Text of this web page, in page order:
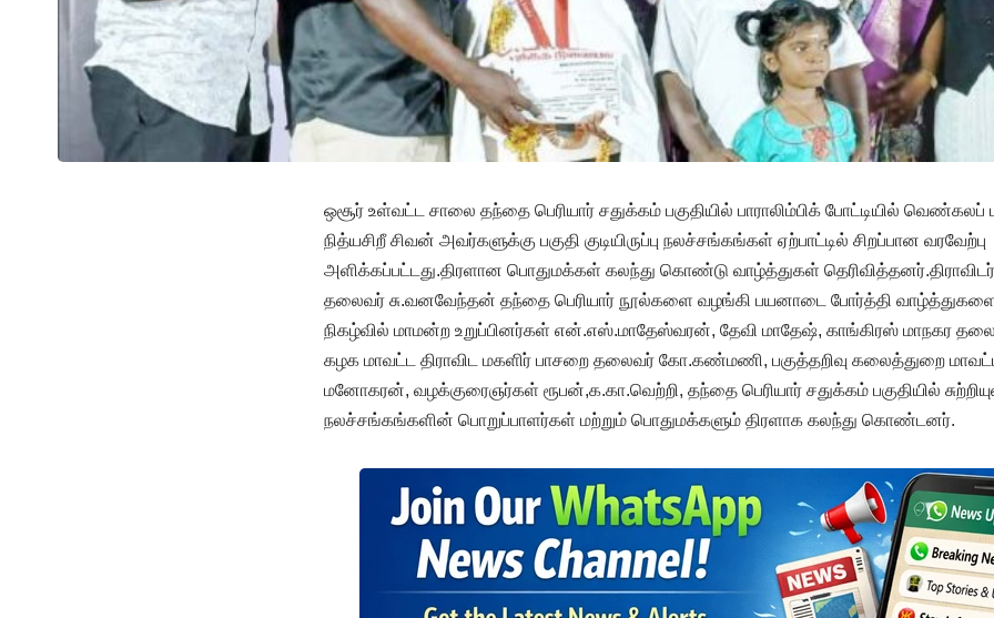
ஒசூர் உள்வட்ட சாலை தந்தை பெரியார் சதுக்கம் பகுதியில் பாராலிம்பிக் போட்டியில்
நித்யசிறீ சிவன் அவர்களுக்கு பகுதி குடியிருப்பு நலச்சங்கங்கள் ஏற்பாட்டில் சிறப்பான வரவேற்பு
அளிக்கப்பட்டது.திரளான பொதுமக்கள் கலந்து கொண்டு வாழ்த்துகள் தெரிவித்தனர்.திராவிடர்
தலைவர் சு.வனவேந்தன் தந்தை பெரியார் நூல்களை வழங்கி பயனாடை போர்த்தி
நிகழ்வில் மாமன்ற உறுப்பினர்கள் என்.எஸ்.மாதேஸ்வரன், தேவி மாதேஷ், காங்கிரஸ் மாநகர
கழக மாவட்ட திராவிட மகளிர் பாசறை தலைவர் கோ.கண்மணி, பகுத்தறிவு கலைத்துறை
மனோகரன், வழக்குரைஞர்கள் ரூபன்,க.கா.வெற்றி, தந்தை பெரியார் சதுக்கம் பகுதியில் சுற்றியுள்ள
நலச்சங்கங்களின் பொறுப்பாளர்கள் மற்றும் பொதுமக்களும் திரளாக கலந்து கொண்டனர்.